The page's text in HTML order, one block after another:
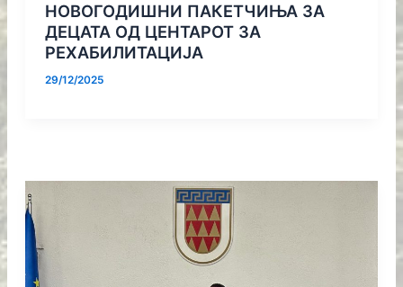
НОВОГОДИШНИ ПАКЕТЧИЊА ЗА
ДЕЦАТА ОД ЦЕНТАРОТ ЗА
РЕХАБИЛИТАЦИЈА
29/12/2025